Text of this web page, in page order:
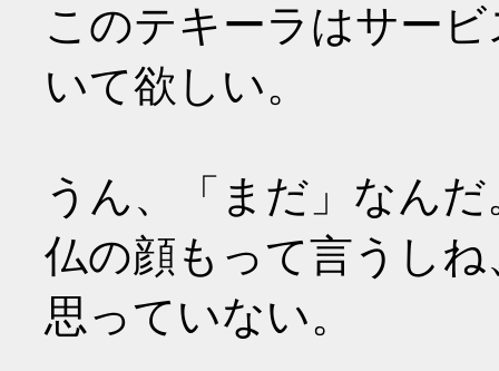
このテキーラはサー
いて欲しい。
うん、「まだ」なん
仏の顔もって言うし
思っていない。